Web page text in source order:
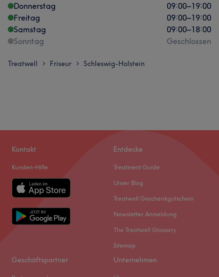
Donnerstag
09:00–19:00
Freitag
09:00–19:00
Samstag
09:00–18:00
Sonntag
Geschlossen
Treatwell > Friseur > Schleswig-Holstein
Kontakt
Kunden-Hilfe
Entdecke
Treatment Guide
Unser Blog
Treatwell Geschenkgutschein
Newsletter Anmeldung
The Treatwell Glossary
Sitemap
Geschäftspartner Unternehmen